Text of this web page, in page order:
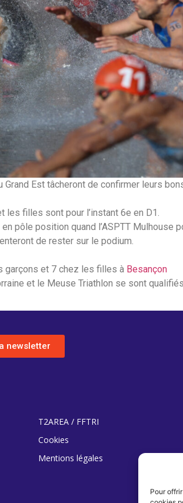
Pour
Est tâcheront de confirmer leurs
filles sont pour l’instant 6e en D1.
pôle position quand l’ASPTT Mulhouse
de rester sur le podium.
garçons et 7 chez les filles à Besançon
et le Meuse Triathlon se sont
newsletter
T2AREA / FFTRI
Cookies
Mentions légales